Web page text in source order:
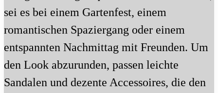
sei es bei einem Gartenfest, einem
romantischen Spaziergang oder einem
entspannten Nachmittag mit Freunden. Um
den Look abzurunden, passen leichte
Sandalen und dezente Accessoires, die den